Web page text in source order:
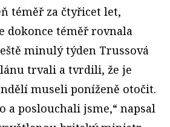
téměř za čtyřicet let,
dokonce téměř rovnala
minulý týden Trussová
trvali a tvrdili, že je
museli poníženě otočit.
a poslouchali jsme,“ napsal